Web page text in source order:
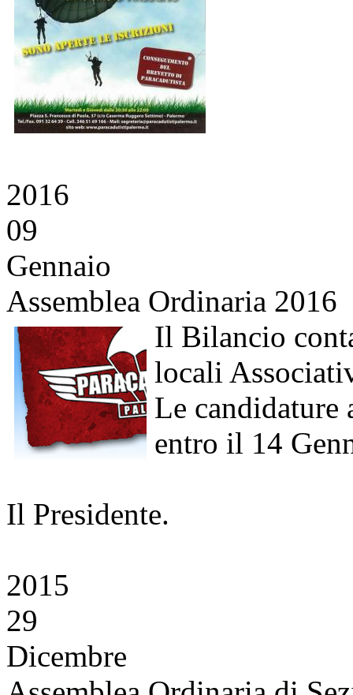
2016
09
Gennaio
Assemblea Ordinaria 2016
Il Bilancio
locali
Le candidature
entro il 14
Il Presidente.
2015
29
Dicembre